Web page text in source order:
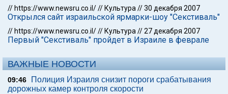
// https://www.newsru.co.il/// Культура//30 декабря 2007
Открылся сайт израильской ярмарки-шоу "Секстиваль"
// https://www.newsru.co.il/// Культура//27 декабря 2007
Первый "Секстиваль" пройдет в Израиле в феврале
ВАЖНЫЕ НОВОСТИ
09:46
Полиция Израиля снизит пороги срабатывания
дорожных камер контроля скорости